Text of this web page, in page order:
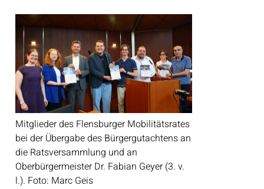
Mitglieder des Flensburger Mobilitätsrates
bei der Übergabe des Bürgergutachtens an
die Ratsversammlung und an
Oberbürgermeister Dr. Fabian Geyer (3. v.
l.). Foto: Marc Geis